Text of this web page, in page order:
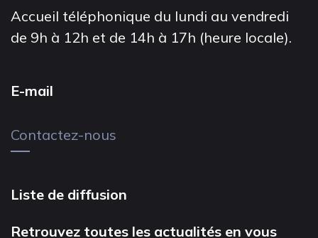
Accueil téléphonique du lundi au vendredi
de 9h à 12h et de 14h à 17h (heure locale).
E-mail
Contactez-nous
Liste de diffusion
Retrouvez toutes les actualités en vous